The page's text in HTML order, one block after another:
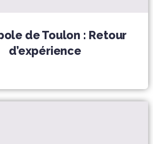
de Toulon : Retour
d’expérience